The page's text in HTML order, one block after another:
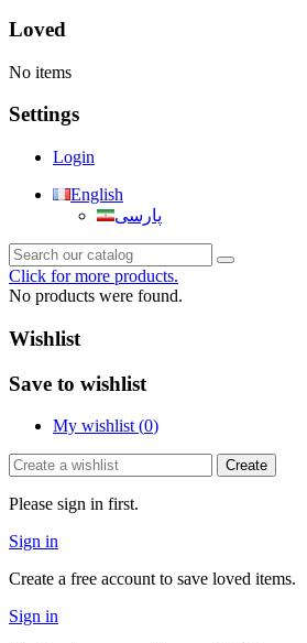
Loved
No items
Settings
Login
English
پارسی
Click for more products.
No products were found.
Wishlist
Save to wishlist
My wishlist (0)
Create
Please sign in first.
Sign in
Create a free account to save loved items.
Sign in